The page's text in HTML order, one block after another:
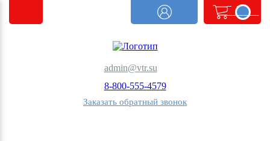
admin@vtr.su
8-800-555-4579
Заказать обратный звонок
order.count
|| 0 @>